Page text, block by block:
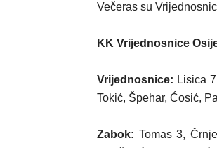
Večeras su
KK Vrijednosnice
Vrijednosnice: Lisica
Tokić, Špehar, Ćosić,
Zabok: Tomas 3,